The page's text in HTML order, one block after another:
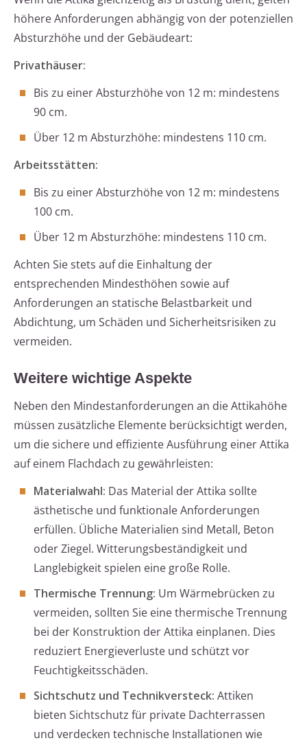
höhere Anforderungen abhängig von der potenziellen
Absturzhöhe und der Gebäudeart:
Privathäuser:
Bis zu einer Absturzhöhe von 12 m: mindestens
90 cm.
Über 12 m Absturzhöhe: mindestens 110 cm.
Arbeitsstätten:
Bis zu einer Absturzhöhe von 12 m: mindestens
100 cm.
Über 12 m Absturzhöhe: mindestens 110 cm.
Achten Sie stets auf die Einhaltung der
entsprechenden Mindesthöhen sowie auf
Anforderungen an statische Belastbarkeit und
Abdichtung, um Schäden und Sicherheitsrisiken zu
vermeiden.
Weitere wichtige Aspekte
Neben den Mindestanforderungen an die Attikahöhe
müssen zusätzliche Elemente berücksichtigt werden,
um die sichere und effiziente Ausführung einer Attika
auf einem Flachdach zu gewährleisten:
Materialwahl: Das Material der Attika sollte
ästhetische und funktionale Anforderungen
erfüllen. Übliche Materialien sind Metall, Beton
oder Ziegel. Witterungsbeständigkeit und
Langlebigkeit spielen eine große Rolle.
Thermische Trennung: Um Wärmebrücken zu
vermeiden, sollten Sie eine thermische Trennung
bei der Konstruktion der Attika einplanen. Dies
reduziert Energieverluste und schützt vor
Feuchtigkeitsschäden.
Sichtschutz und Technikversteck: Attiken
bieten Sichtschutz für private Dachterrassen
und verdecken technische Installationen wie